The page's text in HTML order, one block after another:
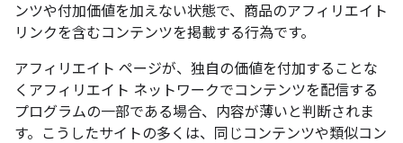
ンツや付加価値を加えない状態で、商品のアフィリエイト
リンクを含むコンテンツを掲載する行為です。
アフィリエイト ページが、独自の価値を付加することな
くアフィリエイト ネットワークでコンテンツを配信する
プログラムの一部である場合、内容が薄いと判断されま
す。こうしたサイトの多くは、同じコンテンツや類似コン